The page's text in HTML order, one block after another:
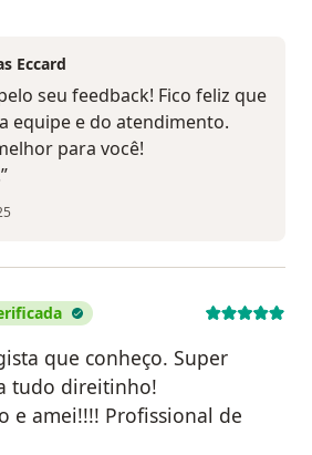
Eccard
seu feedback! Fico feliz que
equipe e do atendimento.
para você!
que conheço. Super
tudo direitinho!
e amei!!!! Profissional de